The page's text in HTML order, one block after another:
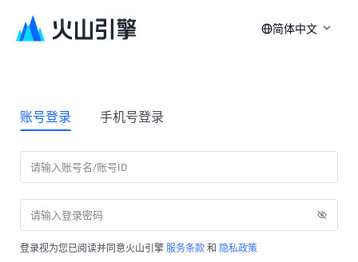
简体中文
账号登录 手机号登录
登录视为您已阅读并同意火山引擎 服务条款 和 隐私政策